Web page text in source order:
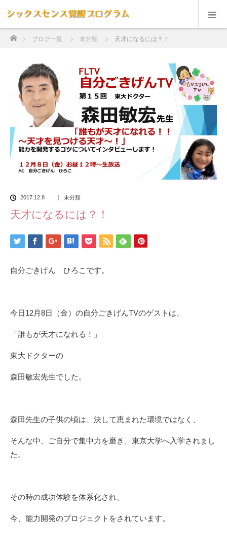
ブログ一覧 未分類 天才になるには？！
2017.12.8 未分類
天才になるには？！
自分ごきげん ひろこです。
今日12月8日（金）の自分ごきげんTVのゲストは、
「誰もが天才になれる！」
東大ドクターの
森田敏宏先生でした。
森田先生の子供の頃は、決して恵まれた環境ではなく、
そんな中、ご自分で集中力を磨き、東京大学へ入学されまし
た。
その時の成功体験を体系化され、
今、能力開発のプロジェクトをされています。